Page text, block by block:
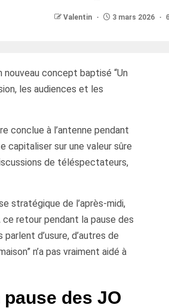
Valentin 3 mars 2026
concept baptisé “Un
les audiences et les
conclue à l’antenne pendant
capitaliser sur une valeur sûre
de téléspectateurs,
stratégique de l’après-midi,
retour pendant la pause des
d’usure, d’autres de
n’a pas vraiment aidé à
des JO